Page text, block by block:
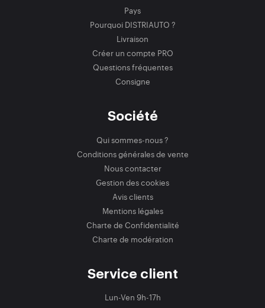
Pays
Pourquoi DISTRIAUTO ?
Livraison
Créer un compte PRO
Questions fréquentes
Consigne
Société
Qui sommes-nous ?
Conditions générales de vente
Nous contacter
Gestion des cookies
Avis clients
Mentions légales
Charte de Confidentialité
Charte de modération
Service client
Lun-Ven 9h-17h